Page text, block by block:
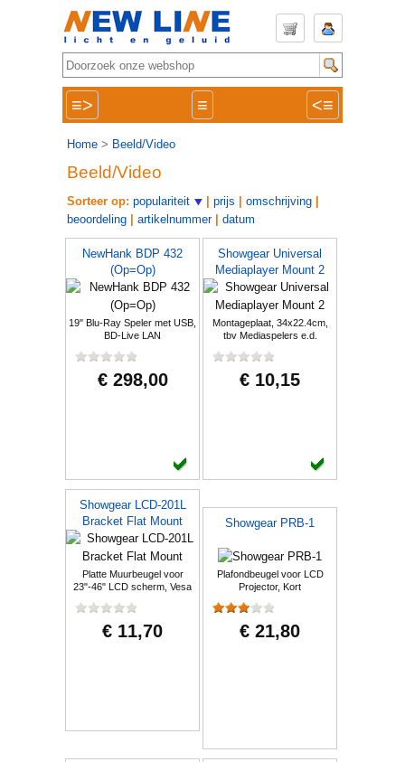
≡> ≡ <≡
Home > Beeld/Video
Beeld/Video
Sorteer op: populariteit prijs omschrijving
beoordeling
artikelnummer| datum
NewHank BDP 432
(Op=Op)
19" Blu-Ray Speler met USB,
BD-Live LAN
€ 298,00
Showgear Universal
Mediaplayer Mount 2
Montageplaat, 34x22.4cm,
tbv Mediaspelers e.d.
€ 10,15
Showgear LCD-201L
Bracket Flat Mount
Platte Muurbeugel voor
23"-46" LCD scherm, Vesa
€ 11,70
Showgear PRB-1
Plafondbeugel voor LCD
Projector, Kort
€ 21,80